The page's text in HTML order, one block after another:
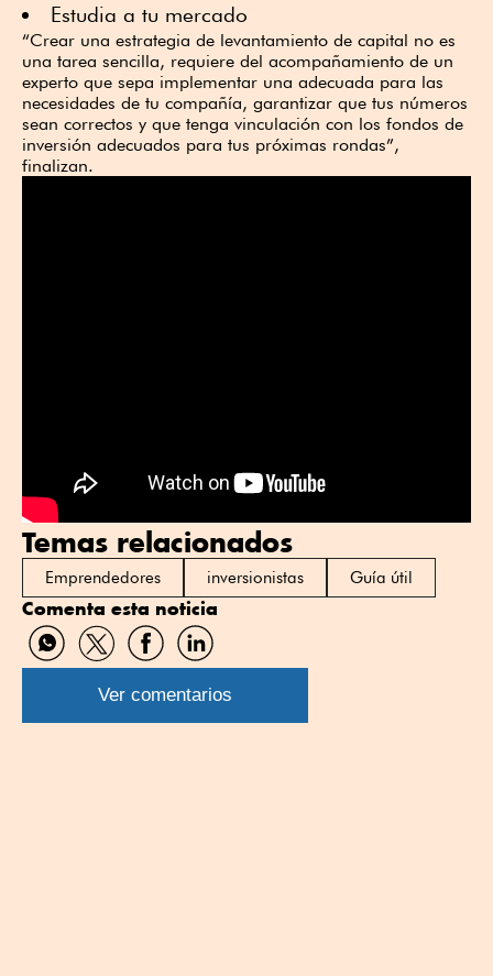
Estudia a tu mercado
“Crear una estrategia de levantamiento de capital no es
una tarea sencilla, requiere del acompañamiento de un
experto que sepa implementar una adecuada para las
necesidades de tu compañía, garantizar que tus números
sean correctos y que tenga vinculación con los fondos de
inversión adecuados para tus próximas rondas”,
finalizan.
Temas relacionados
Emprendedores inversionistas Guía útil
Comenta esta noticia
Compartir
por
WhatsApp
Compartir
por
Twitter
Compartir
por
Facebook
Compartir
por
Linkedin
Ver comentarios